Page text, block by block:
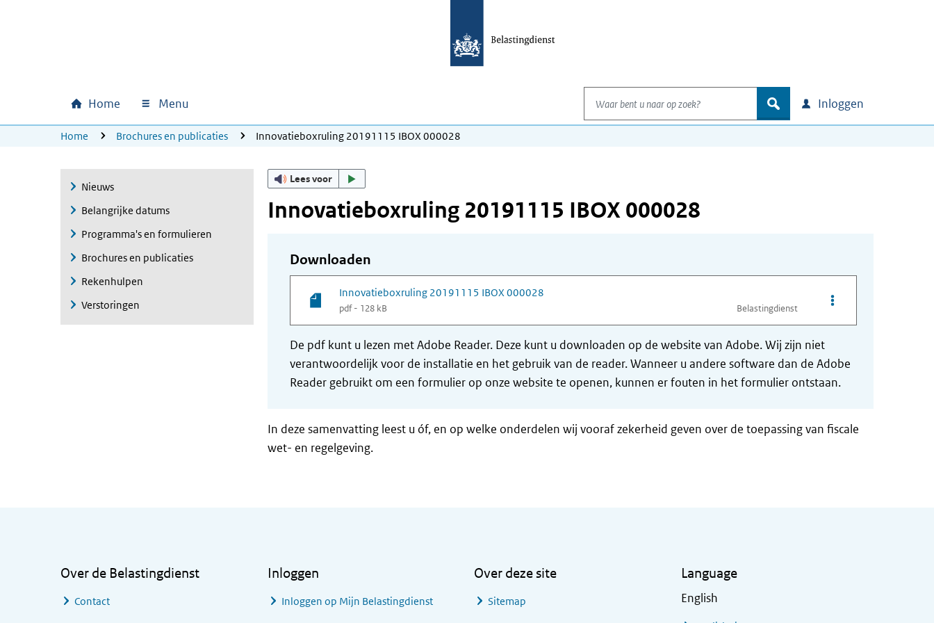
Hoofdnavigatie
Home Menu
Waar bent u naar op zoek?
zoek Inloggen
U bevindt zich hier:
Home Brochures en publicaties Innovatieboxruling 20191115 IBOX 000028
Nieuws
Belangrijke datums
Programma's en formulieren
Brochures en publicaties
Rekenhulpen
Verstoringen
Lees voor
Innovatieboxruling 20191115 IBOX 000028
Downloaden
Innovatieboxruling 20191115 IBOX 000028
pdf - 128 kB Belastingdienst
Opties van bestand
De pdf kunt u lezen met Adobe Reader. Deze kunt u downloaden op de website van Adobe. Wij zijn niet
verantwoordelijk voor de installatie en het gebruik van de reader. Wanneer u andere software dan de Adobe
Reader gebruikt om een formulier op onze website te openen, kunnen er fouten in het formulier ontstaan.
In deze samenvatting leest u óf, en op welke onderdelen wij vooraf zekerheid geven over de toepassing van fiscale
wet- en regelgeving.
Over de Belastingdienst
Contact
Inloggen
Inloggen op Mijn Belastingdienst
Over deze site
Sitemap
Language
English